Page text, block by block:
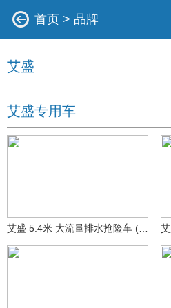
首页 > 品牌
艾盛
艾盛专用车